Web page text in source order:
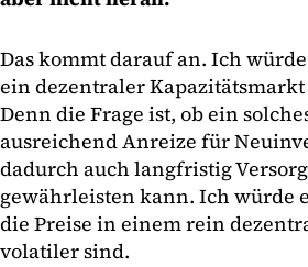
Das kommt darauf an. Ich
ein dezentraler
Denn die Frage ist, ob ein
ausreichend Anreize für
dadurch auch langfristig
gewährleisten kann. Ich würde
die Preise in einem rein
volatiler sind.